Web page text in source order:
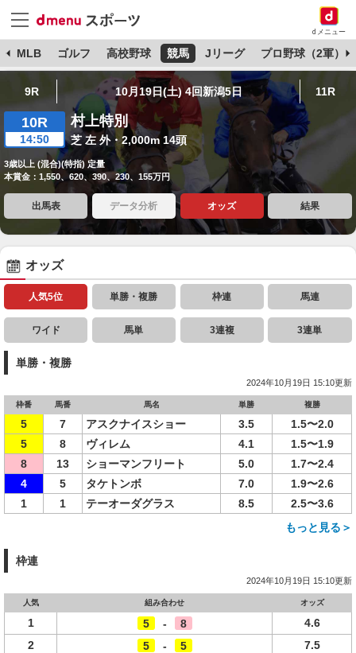
dメニュー
MLB ゴルフ 高校野球 競馬 Jリーグ プロ野球（2軍）
9R 10月19日(土) 4回新潟5日 11R
10R
14:50
村上特別
芝 左 外・2,000m 14頭
3歳以上 (混合)(特指) 定量
本賞金：1,550、620、390、230、155万円
出馬表 データ分析 オッズ 結果
オッズ
人気5位 単勝・複勝 枠連 馬連
ワイド 馬単 3連複 3連単
単勝・複勝
2024年10月19日 15:10更新
枠番 馬番 馬名 単勝 複勝
5 7 アスクナイスショー 3.5
1.5〜2.0
5
8 ヴィレム 4.1
1.5〜1.9
8
13 ショーマンフリート 5.0
1.7〜2.4
4
5 タケトンボ 7.0
1.9〜2.6
1
1 テーオーダグラス 8.5
2.5〜3.6
もっと見る＞
枠連
2024年10月19日 15:10更新
人気 組み合わせ オッズ
1 5 - 8
4.6
2
5 - 5
7.5